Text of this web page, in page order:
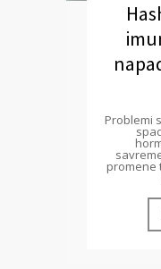
Problemi
promene